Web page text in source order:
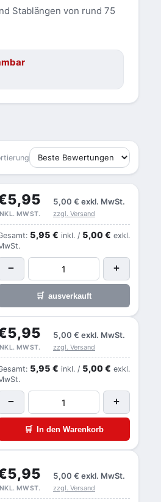
Stablängen von rund 75
5,00 € exkl. MwSt.
MWST. zzgl. Versand
5,95 € inkl. / 5,00 € exkl.
− +
🛒 ausverkauft
5,00 € exkl. MwSt.
MWST. zzgl. Versand
5,95 € inkl. / 5,00 € exkl.
− +
🛒 In den Warenkorb
5,00 € exkl. MwSt.
MWST. zzgl. Versand